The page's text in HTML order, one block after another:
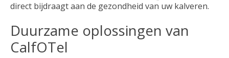
direct bijdraagt aan de gezondheid van uw kalveren.
Duurzame oplossingen van
CalfOTel